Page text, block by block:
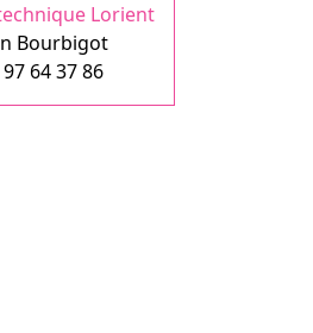
Lorient
Bourbigot
64 37 86